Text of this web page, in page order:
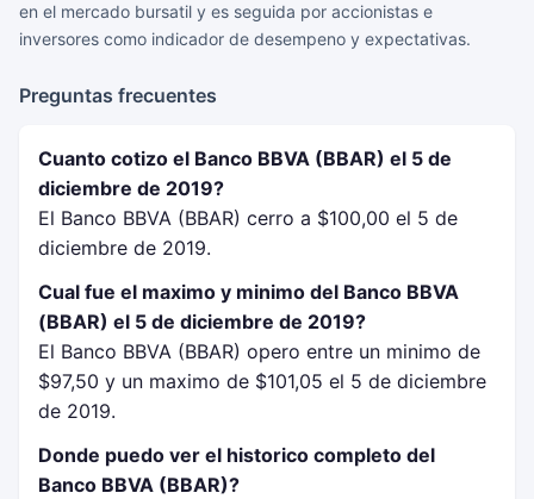
en el mercado bursatil y es seguida por accionistas e
inversores como indicador de desempeno y expectativas.
Preguntas frecuentes
Cuanto cotizo el Banco BBVA (BBAR) el 5 de
diciembre de 2019?
El Banco BBVA (BBAR) cerro a $100,00 el 5 de
diciembre de 2019.
Cual fue el maximo y minimo del Banco BBVA
(BBAR) el 5 de diciembre de 2019?
El Banco BBVA (BBAR) opero entre un minimo de
$97,50 y un maximo de $101,05 el 5 de diciembre
de 2019.
Donde puedo ver el historico completo del
Banco BBVA (BBAR)?